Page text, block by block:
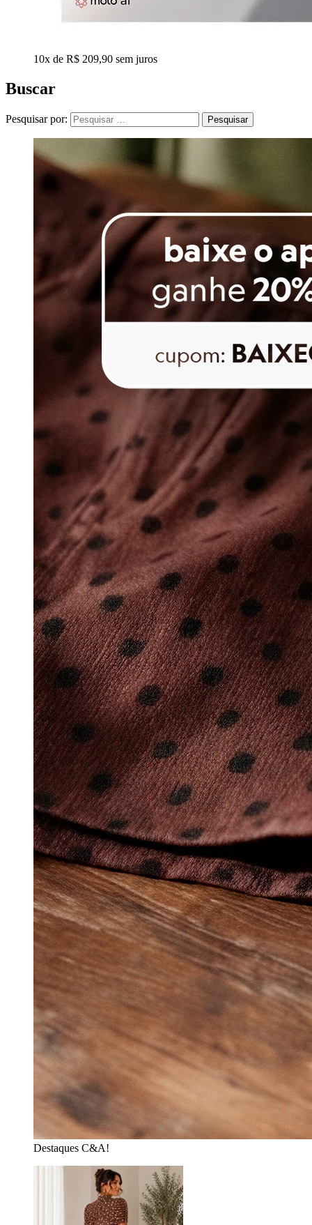
10x de R$ 209,90 sem juros
Buscar
Pesquisar por:
Destaques C&A!